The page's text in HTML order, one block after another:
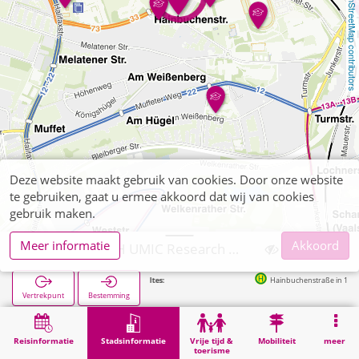
OpenStreetMap contributors
Reisinformatie Stadsinformatie
Vrije tijd &
toerisme
Mobiliteit meer
Vertrekpunt Bestemming
Volgende haltes: Hainbuchenstraße in 135m
Stadsinformatie Hogeschoolinstellingen Aachen, RWTH UMIC Research Center
Deze website maakt gebruik van cookies. Door onze website
te gebruiken, gaat u ermee akkoord dat wij van cookies
gebruik maken.
Meer informatie
Akkoord